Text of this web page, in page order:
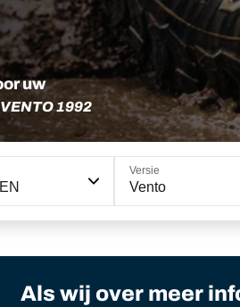
uw
1992
Versie
Vento
Als wij over meer